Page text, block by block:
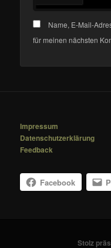
Name, E-Mail-
für meinen nächsten
Impressum
Datenschutzerklärung
Feedback
Facebook
Stolz